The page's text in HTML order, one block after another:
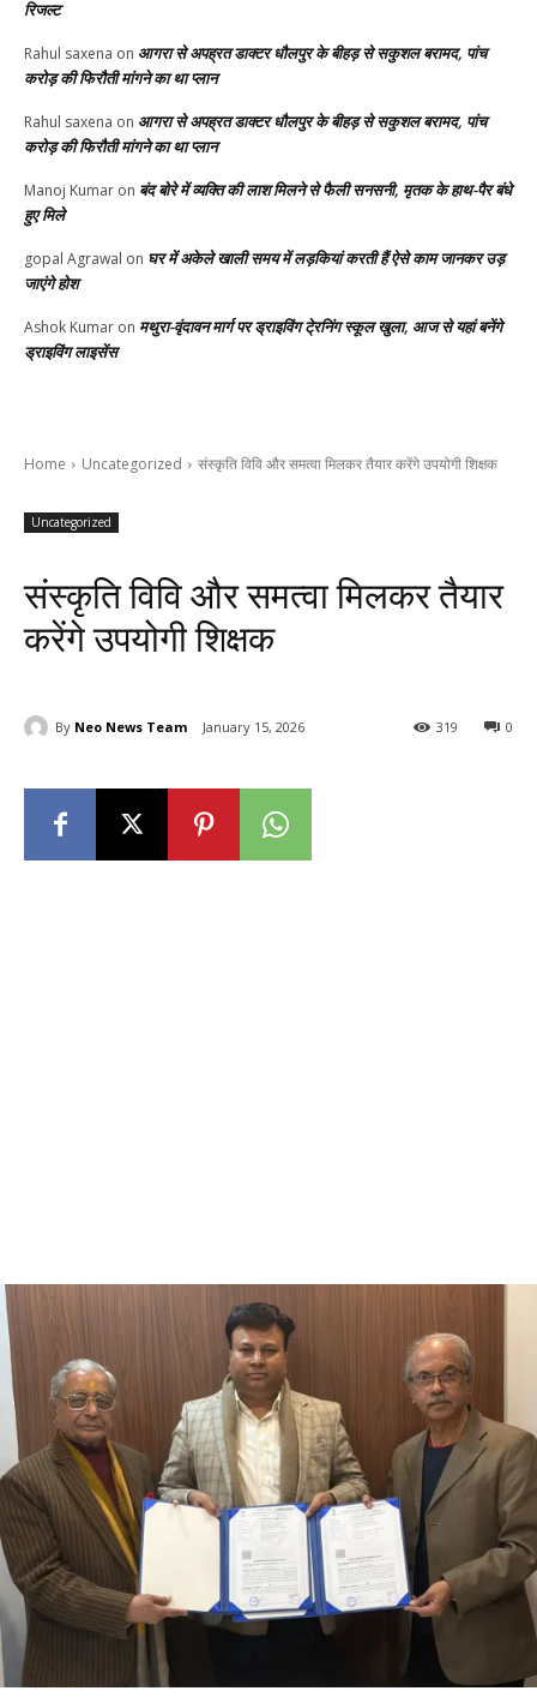
रिजल्ट
Rahul saxena on आगरा से अपह्रत डाक्टर धौलपुर के बीहड़ से सकुशल बरामद, पांच
करोड़ की फिरौती मांगने का था प्लान
Rahul saxena on आगरा से अपह्रत डाक्टर धौलपुर के बीहड़ से सकुशल बरामद, पांच
करोड़ की फिरौती मांगने का था प्लान
Manoj Kumar on बंद बोरे में व्यक्ति की लाश मिलने से फैली सनसनी, मृतक के हाथ-पैर बंधे
हुए मिले
gopal Agrawal on घर में अकेले खाली समय में लड़कियां करती हैं ऐसे काम जानकर उड़
जाएंगे होश
Ashok Kumar on मथुरा-वृंदावन मार्ग पर ड्राइविंग टे्रनिंग स्कूल खुला, आज से यहां बनेंगे
ड्राइविंग लाइसेंस